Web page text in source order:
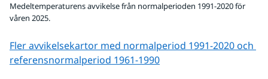
Medeltemperaturens avvikelse från normalperioden 1991-2020 för
våren 2025.
Fler avvikelsekartor med normalperiod 1991-2020 och
referens­normalperiod 1961-1990